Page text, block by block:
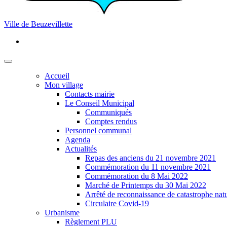
Ville de Beuzevillette
Accueil
Mon village
Contacts mairie
Le Conseil Municipal
Communiqués
Comptes rendus
Personnel communal
Agenda
Actualités
Repas des anciens du 21 novembre 2021
Commémoration du 11 novembre 2021
Commémoration du 8 Mai 2022
Marché de Printemps du 30 Mai 2022
Arrêté de reconnaissance de catastrophe
Circulaire Covid-19
Urbanisme
Règlement PLU